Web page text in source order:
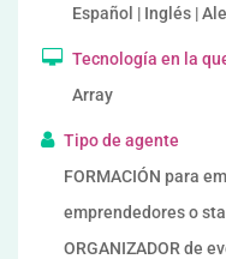
Español | Inglés |
Tecnología en la
Array
Tipo de agente
FORMACIÓN para
emprendedores o
ORGANIZADOR de